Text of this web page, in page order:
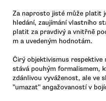
Za naprosto jisté může platit
hledání, zaujímání vlastního
platit za pravdivý a vnitřně
m a uvedeným hodnotám.
Čirý objektivismus respektive
stává pouhým formalismem,
zdánlivou vyváženost, ale ve
"umazat" angažovaností v